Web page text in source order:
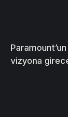
vizyona